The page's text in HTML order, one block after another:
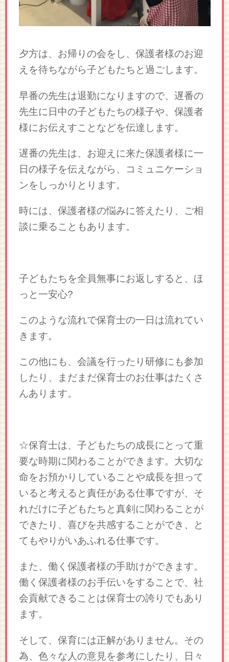
夕方は、お帰りの会をし、保護者様のお迎
えを待ちながら子どもたちと過ごします。
早番の先生は退勤になりますので、遅番の
先生に日中の子どもたちの様子や、保護者
様にお伝えすことなどを伝達します。
遅番の先生は、お迎えに来た保護者様に一
日の様子を伝えながら、コミュニケーショ
ンをしっかりとります。
時には、保護者様の悩みに答えたり、ご相
談に乗ることもあります。
子どもたちを全員無事にお返しすると、ほ
っと一安心?
このような流れで保育士の一日は流れてい
きます。
この他にも、会議を行ったり研修にも参加
したり、まだまだ保育士のお仕事はたくさ
んあります。
☆保育士は、子どもたちの成長にとって重
要な時期に関わることができます。大切な
命をお預かりしていることや成長を担って
いると考えると責任がある仕事ですが、そ
れだけに子どもたちと真剣に関わることが
できたり、喜びを共感することができ、と
てもやりがいあふれる仕事です。
また、働く保護者様の手助けができます。
働く保護者様のお手伝いをすることで、社
会貢献できることは保育士の誇りでもあり
ます。
そして、保育には正解がありません。その
為、色々な人の意見を参考にしたり、日々